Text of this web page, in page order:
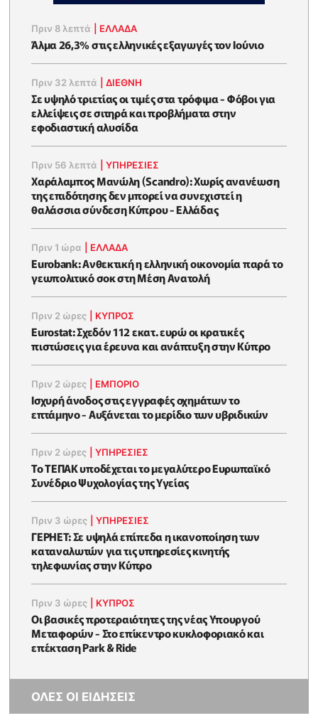
Πριν 8 λεπτά ΕΛΛΆΔΑ
Άλμα 26,3% στις ελληνικές εξαγωγές τον Ιούνιο
Πριν 32 λεπτά |ΔΙΕΘΝΗ
Σε υψηλό τριετίας οι τιμές στα τρόφιμα - Φόβοι για
ελλείψεις σε σιτηρά και προβλήματα στην
εφοδιαστική αλυσίδα
Πριν 56 λεπτά |ΥΠΗΡΕΣΙΕΣ
Χαράλαμπος Μανώλη (Scandro): Χωρίς ανανέωση
της επιδότησης δεν μπορεί να συνεχιστεί η
θαλάσσια σύνδεση Κύπρου - Ελλάδας
Πριν 1 ώρα ΕΛΛΆΔΑ
Eurobank: Ανθεκτική η ελληνική οικονομία παρά το
γεωπολιτικό σοκ στη Μέση Ανατολή
Πριν 2 ώρες ΚΥΠΡΟΣ
Eurostat: Σχεδόν 112 εκατ. ευρώ οι κρατικές
πιστώσεις για έρευνα και ανάπτυξη στην Κύπρο
Πριν 2 ώρες ΕΜΠΟΡΙΟ
Ισχυρή άνοδος στις εγγραφές οχημάτων το
επτάμηνο - Αυξάνεται το μερίδιο των υβριδικών
Πριν 2 ώρες |ΥΠΗΡΕΣΙΕΣ
Το ΤΕΠΑΚ υποδέχεται το μεγαλύτερο Ευρωπαϊκό
Συνέδριο Ψυχολογίας της Υγείας
Πριν 3 ώρες |ΥΠΗΡΕΣΙΕΣ
ΓΕΡΗΕΤ: Σε υψηλά επίπεδα η ικανοποίηση των
καταναλωτών για τις υπηρεσίες κινητής
τηλεφωνίας στην Κύπρο
Πριν 3 ώρες ΚΥΠΡΟΣ
Οι βασικές προτεραιότητες της νέας Υπουργού
Μεταφορών - Στο επίκεντρο κυκλοφοριακό και
επέκταση Park & Ride
ΟΛΕΣ ΟΙ ΕΙΔΗΣΕΙΣ